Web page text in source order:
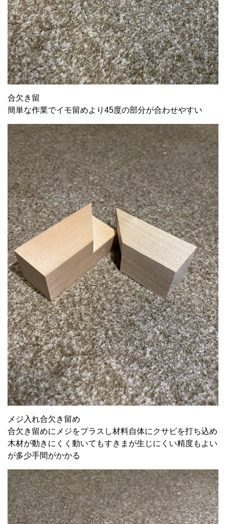
合欠き留
簡単な作業でイモ留めより45度の部分が合わせやすい
メジ入れ合欠き留め
合欠き留めにメジをプラスし材料自体にクサビを打ち込め
木材が動きにくく動いてもすきまが生じにくい精度もよい
が多少手間がかかる